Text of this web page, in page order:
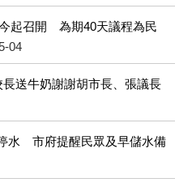
起召開 為期40天議程為民
04
送牛奶謝謝胡市長、張議長
水 市府提醒民眾及早儲水備